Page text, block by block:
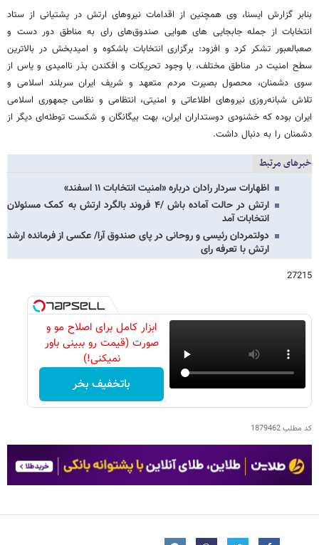
بنابر گزارش ایسنا، وی همچنین از اقدامات نیروهای ارتش در پشتیانی از ستاد
انتخابات از جمله جابجایی های هوایی صندوق‌های رای به مناطق دور دست و
صعب‎العبور تشکر کرد و افزود: برگزاری انتخابات باشکوه و امیدبخش در بالاترین
سطح امنیت در مناطق مختلف، با وجود تحریکات و افکندن بذر ناامیدی و یاس از
سوی دشمنان، محصول بصیرت مردم متعهد و شریف ایران سربلند اسلامی و
تلاش شبانه‌روزی نیروهای اطلاعاتی و امنیتی، انتظامی و نظامی جمهوری اسلامی
ایران بوده که خشنودی دوستداران ایران، بهت بیگانگان و شکست توطئه‌ای دیگر از
دشمنان را به دنبال داشت.
خبرهای مرتبط
اظهارات سردار رادان درباره «امنیت انتخابات ۱۱ اسفند»
ارتش در حالت آماده باش /۴ فروند بالگرد ارتش به کمک مسئولان
انتخابات آمد
دولتمردان رئیسی و روحانی در پای صندوق آرا/ عکسی از فرمانده ارشد
ارتش با تعرفه رای
27215
ابزار کامل برای اصلاح مو و
صورت (قیمت رو ببینی باور
نمیکنی!)
باتخفیف بخر
کد مطلب1879462